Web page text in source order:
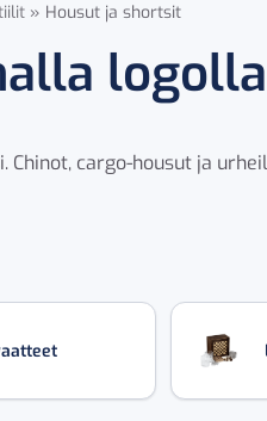
» Housut ja shortsit
cargo-housut ja